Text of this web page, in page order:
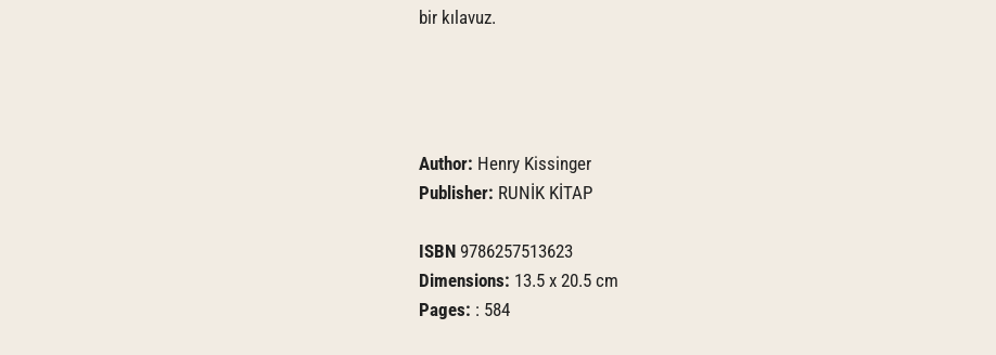
bir kılavuz.
Author: Henry Kissinger
Publisher: RUNİK KİTAP
ISBN 9786257513623
Dimensions: 13.5 x 20.5 cm
Pages: : 584